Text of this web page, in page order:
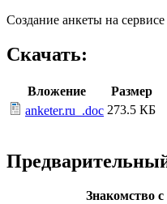
Создание анкеты на сервисе
Скачать:
Вложение
Размер
anketer.ru_.doc 273.5 КБ
Знакомство